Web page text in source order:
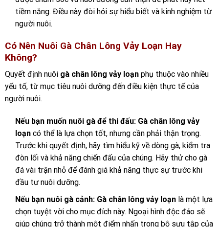
tiềm năng. Điều này đòi hỏi sự hiểu biết và kinh nghiệm từ
người nuôi.
Có Nên Nuôi Gà Chân Lông Vảy Loạn Hay
Không?
Quyết định nuôi gà chân lông vảy loạn phụ thuộc vào nhiều
yếu tố, từ mục tiêu nuôi dưỡng đến điều kiện thực tế của
người nuôi.
Nếu bạn muốn nuôi gà để thi đấu: Gà chân lông vảy
loạncó thể là lựa chọn tốt, nhưng cần phải thận trọng.
Trước khi quyết định, hãy tìm hiểu kỹ về dòng gà, kiểm tra
đòn lối và khả năng chiến đấu của chúng. Hãy thử cho gà
đá vài trận nhỏ để đánh giá khả năng thực sự trước khi
đầu tư nuôi dưỡng.
Nếu bạn nuôi gà cảnh: Gà chân lông vảy loạnlà một lựa
chọn tuyệt vời cho mục đích này. Ngoại hình độc đáo sẽ
giúp chúng trở thành một điểm nhấn trong bộ sưu tập của